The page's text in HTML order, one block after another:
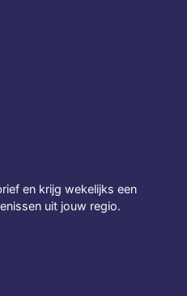
en krijg wekelijks een
uit jouw regio.